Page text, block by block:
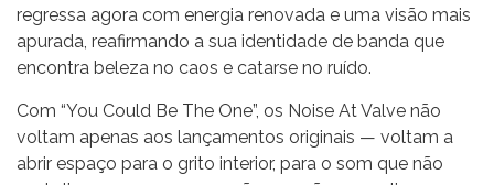
regressa agora com energia renovada e uma visão mais
apurada, reafirmando a sua identidade de banda que
encontra beleza no caos e catarse no ruído.
Com “You Could Be The One”, os Noise At Valve não
voltam apenas aos lançamentos originais — voltam a
abrir espaço para o grito interior, para o som que não